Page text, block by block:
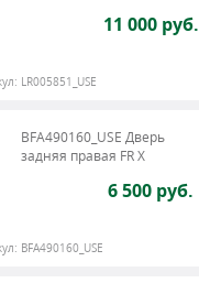
11 000 руб.
LR005851_USE
BFA490160_USE Дверь
задняя правая FR X
6 500 руб.
BFA490160_USE